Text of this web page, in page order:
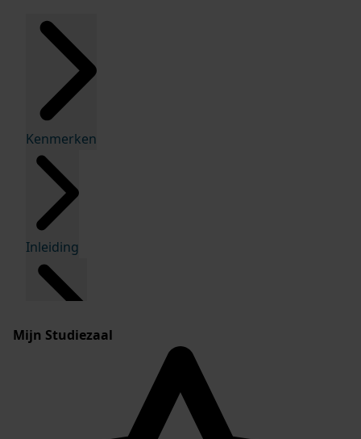
Kenmerken
Inleiding
Mijn Studiezaal